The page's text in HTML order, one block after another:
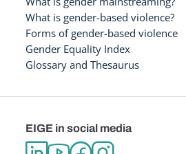
What is gender-based violence?
Forms of gender-based violence
Gender Equality Index
Glossary and Thesaurus
EIGE in social media